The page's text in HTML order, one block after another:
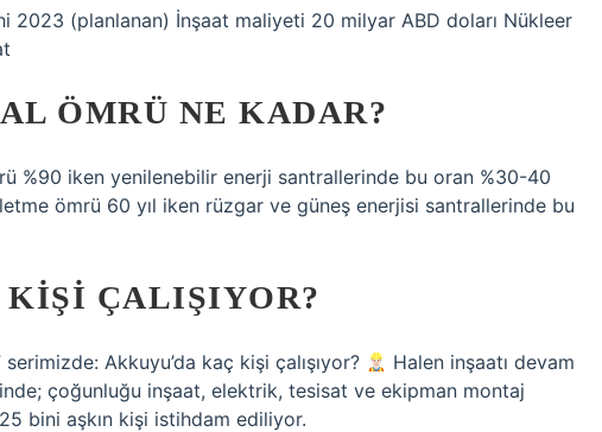
2023 (planlanan) İnşaat maliyeti 20 milyar ABD doları Nükleer
ÖMRÜ NE KADAR?
%90 iken yenilenebilir enerji santrallerinde bu oran %30-40
ömrü 60 yıl iken rüzgar ve güneş enerjisi santrallerinde bu
KIŞI ÇALIŞIYOR?
Akkuyu’da kaç kişi çalışıyor?
Halen inşaatı devam
çoğunluğu inşaat, elektrik, tesisat ve ekipman montaj
bini aşkın kişi istihdam ediliyor.